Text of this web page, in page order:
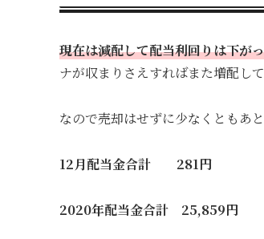
現在は減配して配当利回りは下が
ナが収まりさえすればまた増配し
なので売却はせずに少なくともあ
12月配当金合計 281円
2020年配当金合計 25,859円